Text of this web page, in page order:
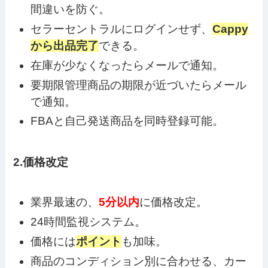
間違いを防ぐ。
セラーセントラルにログインせず、 Cappy
から出品完了できる。
在庫が少なくなったらメールで通知。
要期限管理商品の期限が近づいたらメール
で通知。
FBAと自己発送商品を同時登録可能。
2.価格改定
業界最速の、 5分以内に価格改定。
24時間監視システム。
価格にはポイント も加味。
商品のコンディション別に合わせる、カー